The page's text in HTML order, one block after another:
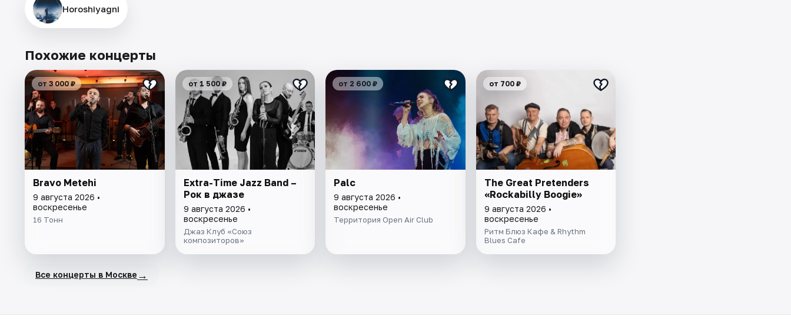
Horoshiyagni
Похожие концерты
от 3 000 ₽
Bravo Metehi
9 августа 2026 •
воскресенье
16 Тонн
от 1 500 ₽
Extra-Time Jazz Band –
Рок в джазе
9 августа 2026 •
воскресенье
Джаз Клуб «Союз
композиторов»
от 2 600 ₽
Palc
9 августа 2026 •
воскресенье
Территория Open Air Club
от 700 ₽
The Great Pretenders
«Rockabilly Boogie»
9 августа 2026 •
воскресенье
Ритм Блюз Кафе & Rhythm
Blues Cafe
Все концерты в Москве →